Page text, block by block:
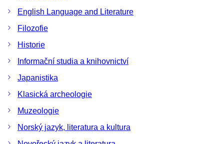
English Language and Literature
Filozofie
Historie
Informační studia a knihovnictví
Japanistika
Klasická archeologie
Muzeologie
Norský jazyk, literatura a kultura